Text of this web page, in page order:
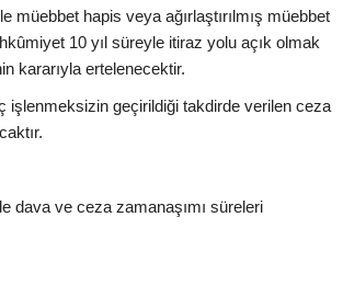
müebbet hapis veya ağırlaştırılmış müebbet
10 yıl süreyle itiraz yolu açık olmak
kararıyla ertelenecektir.
işlenmeksizin geçirildiği takdirde verilen ceza
dava ve ceza zamanaşımı süreleri